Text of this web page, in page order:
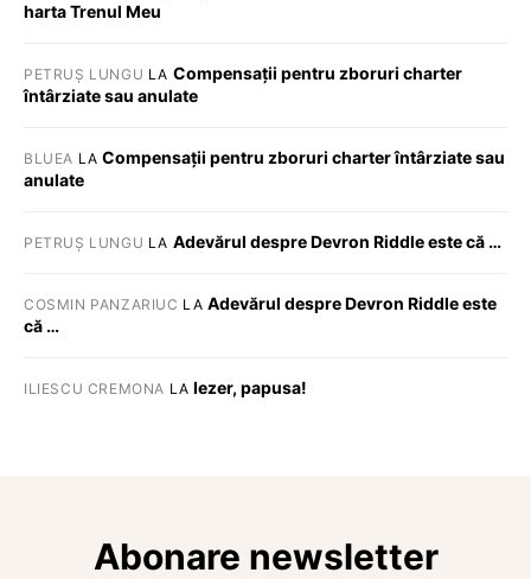
harta Trenul Meu
PETRUȘ LUNGU LA Compensații pentru zboruri charter
întârziate sau anulate
BLUEA LACompensații pentru zboruri charter întârziate sau
anulate
PETRUȘ LUNGU LA Adevărul despre Devron Riddle este că …
COSMIN PANZARIUC LA Adevărul despre Devron Riddle este
că …
ILIESCU CREMONA LA Iezer, papusa!
Abonare newsletter